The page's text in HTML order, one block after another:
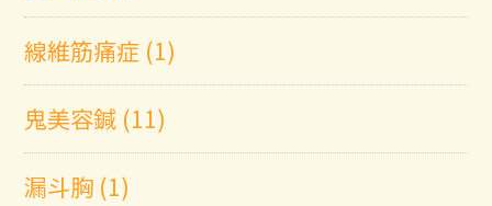
線維筋痛症 (1)
鬼美容鍼 (11)
漏斗胸 (1)